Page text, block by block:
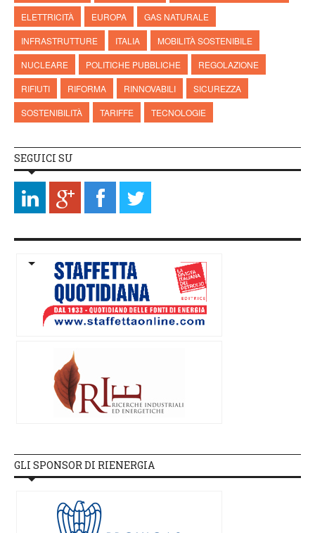
ELETTRICITÀ
EUROPA
GAS NATURALE
INFRASTRUTTURE
ITALIA
MOBILITÀ SOSTENIBILE
NUCLEARE
POLITICHE PUBBLICHE
REGOLAZIONE
RIFIUTI
RIFORMA RINNOVABILI
SICUREZZA
SOSTENIBILITÀ
TARIFFE TECNOLOGIE
SEGUICI SU
GLI SPONSOR DI RIENERGIA